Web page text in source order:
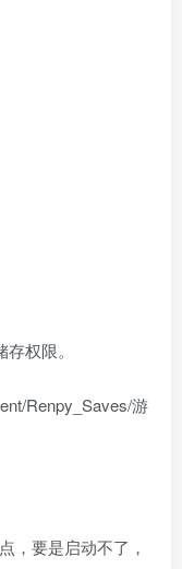
权限。
Renpy_Saves/游
，要是启动不了，